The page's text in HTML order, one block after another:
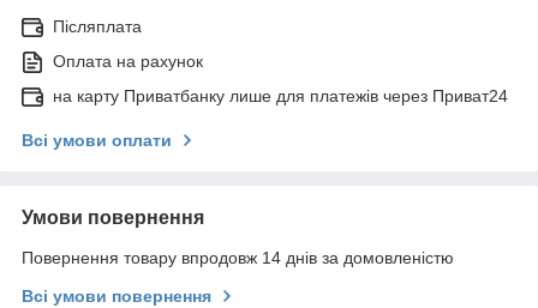
Післяплата
Оплата на рахунок
на карту Приватбанку лише для платежів через Приват24
Всі умови оплати
Умови повернення
Повернення товару впродовж 14 днів за домовленістю
Всі умови повернення